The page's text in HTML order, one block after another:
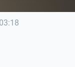
03:18